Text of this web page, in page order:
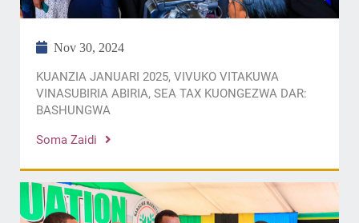
Nov 30, 2024
KUANZIA JANUARI 2025, VIVUKO VITAKUWA
VINASUBIRIA ABIRIA, SEA TAX KUONGEZWA DAR:
BASHUNGWA
Soma Zaidi